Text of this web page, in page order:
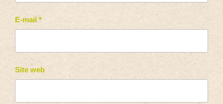
E-mail *
Site web